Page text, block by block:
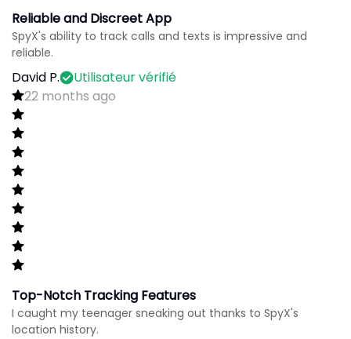
Reliable and Discreet App
SpyX's ability to track calls and texts is impressive and
reliable.
David P.
Utilisateur vérifié
22 months ago
Top-Notch Tracking Features
I caught my teenager sneaking out thanks to SpyX's
location history.